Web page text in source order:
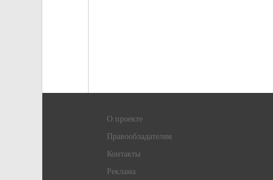
О проекте
Правообладателям
Контакты
Реклама